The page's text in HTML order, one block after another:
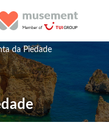
da Piedade